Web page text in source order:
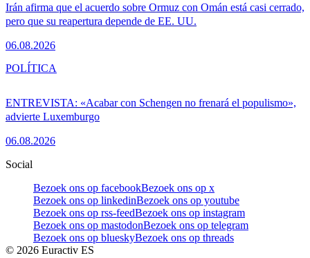
Irán afirma que el acuerdo sobre Ormuz con Omán está casi cerrado,
pero que su reapertura depende de EE. UU.
06.08.2026
ENTREVISTA: «Acabar con Schengen no frenará el populismo»,
advierte Luxemburgo
06.08.2026
POLÍTICA
Social
Bezoek ons op facebookBezoek ons op x
Bezoek ons op linkedinBezoek ons op youtube
Bezoek ons op rss-feedBezoek ons op instagram
Bezoek ons op mastodonBezoek ons op telegram
Bezoek ons op blueskyBezoek ons op threads
© 2026 Euractiv ES